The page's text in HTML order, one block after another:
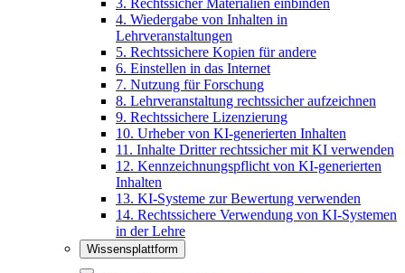
4. Wiedergabe von Inhalten in
Lehrveranstaltungen
5. Rechtssichere Kopien für andere
6. Einstellen in das Internet
7. Nutzung für Forschung
8. Lehrveranstaltung rechtssicher aufzeichnen
9. Rechtssichere Lizenzierung
10. Urheber von KI-generierten Inhalten
11. Inhalte Dritter rechtssicher mit KI verwenden
12. Kennzeichnungspflicht von KI-generierten
Inhalten
13. KI-Systeme zur Bewertung verwenden
14. Rechtssichere Verwendung von KI-Systemen
in der Lehre
Wissensplattform